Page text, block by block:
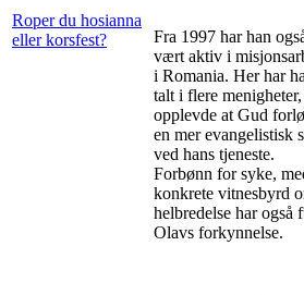
Roper du hosianna
eller korsfest?
Fra 1997 har han
vært aktiv i
i Romania. Her har
talt i flere
opplevde at Gud
en mer evangelistisk
ved hans tjeneste.
Forbønn for syke,
konkrete vitnesbyrd
helbredelse har også
Olavs forkynnelse.